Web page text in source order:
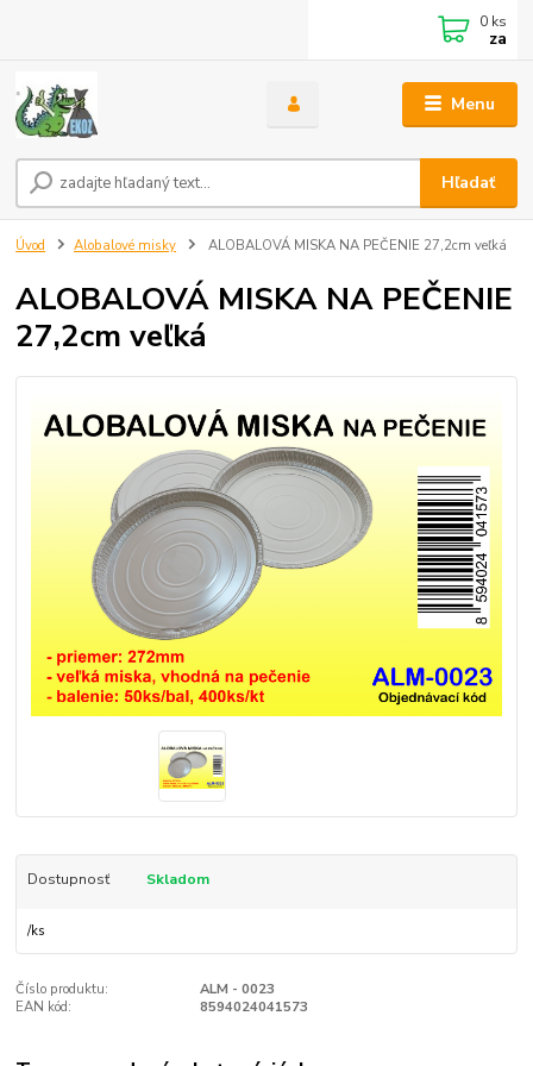
Menu
Hľadať
0 ks
za
Úvod Alobalové misky ALOBALOVÁ MISKA NA PEČENIE 27,2cm veľká
ALOBALOVÁ MISKA NA PEČENIE
27,2cm veľká
Dostupnosť Skladom
/ks
Číslo produktu:
ALM - 0023
EAN kód:
8594024041573